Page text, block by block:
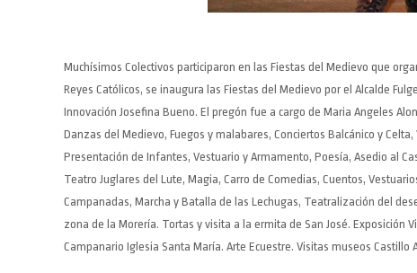
Muchísimos Colectivos participaron en las Fiestas del Medievo que
Reyes Católicos, se inaugura las Fiestas del Medievo por el Alcalde
Innovación Josefina Bueno. El pregón fue a cargo de Maria Angeles
Danzas del Medievo, Fuegos y malabares, Conciertos Balcánico y
Presentación de Infantes, Vestuario y Armamento, Poesía, Asedio al
Teatro Juglares del Lute, Magia, Carro de Comedias, Cuentos,
Campanadas, Marcha y Batalla de las Lechugas, Teatralización del
zona de la Morería. Tortas y visita a la ermita de San José. Exposición
Campanario Iglesia Santa María. Arte Ecuestre. Visitas museos